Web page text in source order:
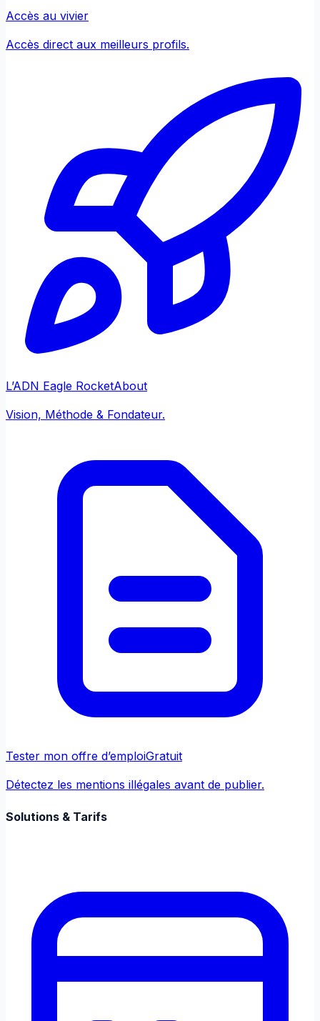
Accès au vivier
Accès direct aux meilleurs profils.
L’ADN Eagle RocketAbout
Vision, Méthode & Fondateur.
Tester mon offre d’emploiGratuit
Détectez les mentions illégales avant de publier.
Solutions & Tarifs